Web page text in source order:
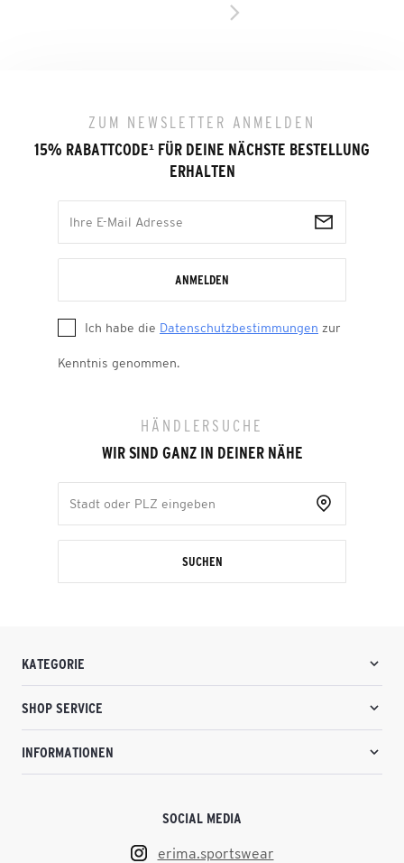
ZUM NEWSLETTER ANMELDEN
15% RABATTCODE¹ FÜR DEINE NÄCHSTE BESTELLUNG
ERHALTEN
ANMELDEN
Ich habe die Datenschutzbestimmungen zur
Kenntnis genommen.
HÄNDLERSUCHE
WIR SIND GANZ IN DEINER NÄHE
SUCHEN
KATEGORIE
SHOP SERVICE
INFORMATIONEN
SOCIAL MEDIA
erima.sportswear